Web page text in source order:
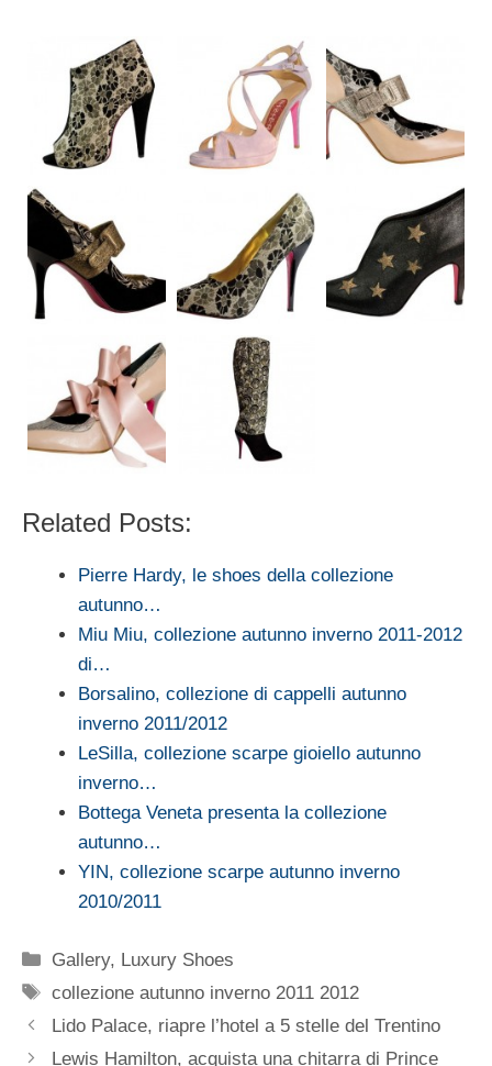
Related Posts:
Pierre Hardy, le shoes della collezione
autunno…
Miu Miu, collezione autunno inverno 2011-2012
di…
Borsalino, collezione di cappelli autunno
inverno 2011/2012
LeSilla, collezione scarpe gioiello autunno
inverno…
Bottega Veneta presenta la collezione
autunno…
YIN, collezione scarpe autunno inverno
2010/2011
Categorie
Gallery, Luxury Shoes
Tag
collezione autunno inverno 2011 2012
Lido Palace, riapre l’hotel a 5 stelle del Trentino
Lewis Hamilton, acquista una chitarra di Prince